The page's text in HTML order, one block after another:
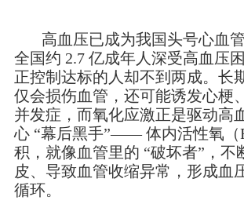
高血压已成为我国头号心血
全国约 2.7 亿成年人深受高血压
正控制达标的人却不到两成。长
仅会损伤血管，还可能诱发心梗
并发症，而氧化应激正是驱动高
心 “幕后黑手”—— 体内活性氧（
积，就像血管里的 “破坏者”，不
皮、导致血管收缩异常，形成血
循环。